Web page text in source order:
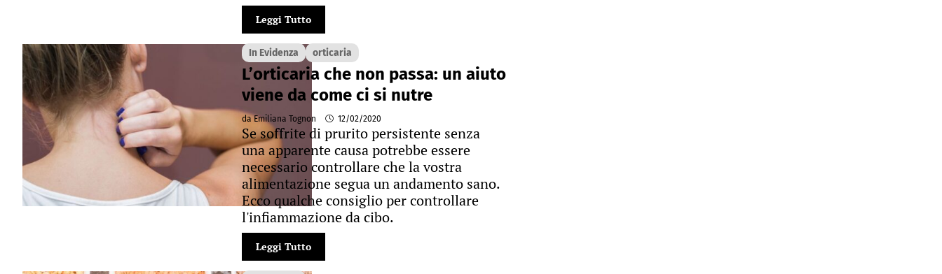
Leggi Tutto
In Evidenza orticaria
L’orticaria che non passa: un aiuto
viene da come ci si nutre
da Emiliana Tognon 12/02/2020
Se soffrite di prurito persistente senza
una apparente causa potrebbe essere
necessario controllare che la vostra
alimentazione segua un andamento sano.
Ecco qualche consiglio per controllare
l'infiammazione da cibo.
Leggi Tutto